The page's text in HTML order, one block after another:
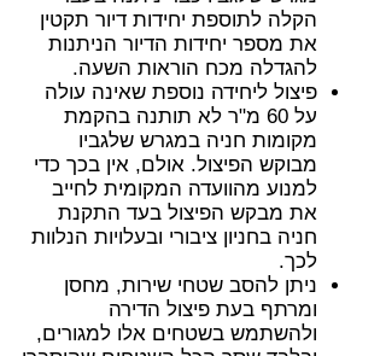
הקלה לתוספת יחידות דיור תקטין
את מספר יחידות הדיור הניתנות
להגדלה מכח הוראות השעה.
פיצול ליחידה נוספת שאינה עולה
על 60 מ"ר לא תותנה בהקמת
מקומות חניה במגרש שלגביו
מבוקש הפיצול. אולם, אין בכך כדי
למנוע מהוועדה המקומית לחייב
את מבקש הפיצול בעד התקנת
חניה בחניון ציבורי ובעלויות הנלוות
לכך.
ניתן להסב שטחי שירות, מחסן
ומרתף בעת פיצול הדירה
ולהשתמש בשטחים אלו למגורים,